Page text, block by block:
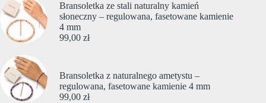
Bransoletka ze stali naturalny kamień
słoneczny – regulowana, fasetowane kamienie
4 mm
99,00 zł
Bransoletka z naturalnego ametystu –
regulowana, fasetowane kamienie 4 mm
99,00 zł